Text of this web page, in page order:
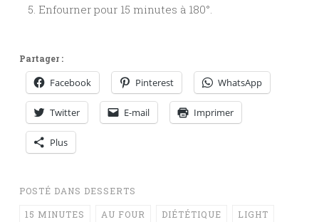
Enfourner pour 15 minutes à 180°.
Partager :
Facebook Pinterest WhatsApp
Twitter E-mail Imprimer
Plus
POSTÉ DANS DESSERTS
15 MINUTES AU FOUR DIÉTÉTIQUE LIGHT